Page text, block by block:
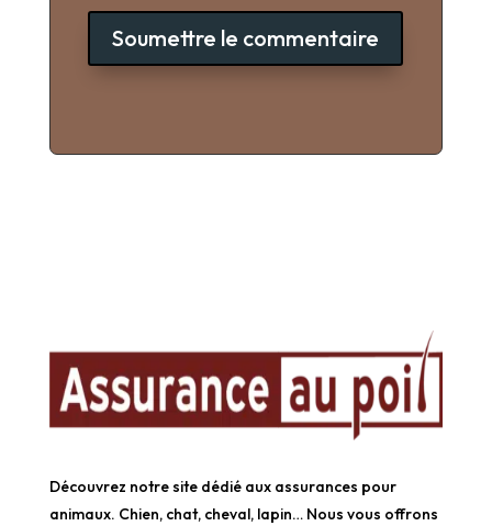
Soumettre le commentaire
Découvrez notre site dédié aux assurances pour
animaux. Chien, chat, cheval, lapin… Nous vous offrons